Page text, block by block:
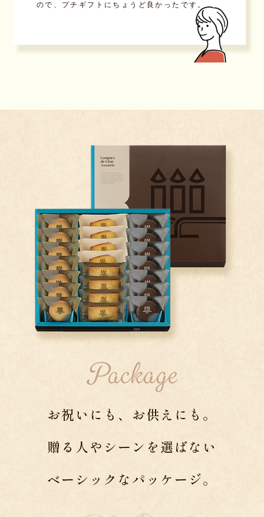
ので、プチギフトにちょうど良かったです。
お祝いにも、お供えにも。
贈る人やシーンを選ばない
ベーシックなパッケージ。